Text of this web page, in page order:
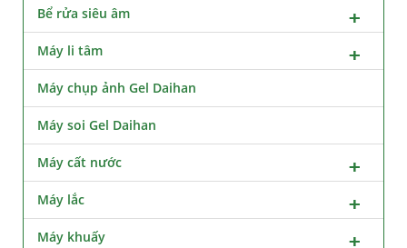
Bể rửa siêu âm
Máy li tâm
Máy chụp ảnh Gel Daihan
Máy soi Gel Daihan
Máy cất nước
Máy lắc
Máy khuấy